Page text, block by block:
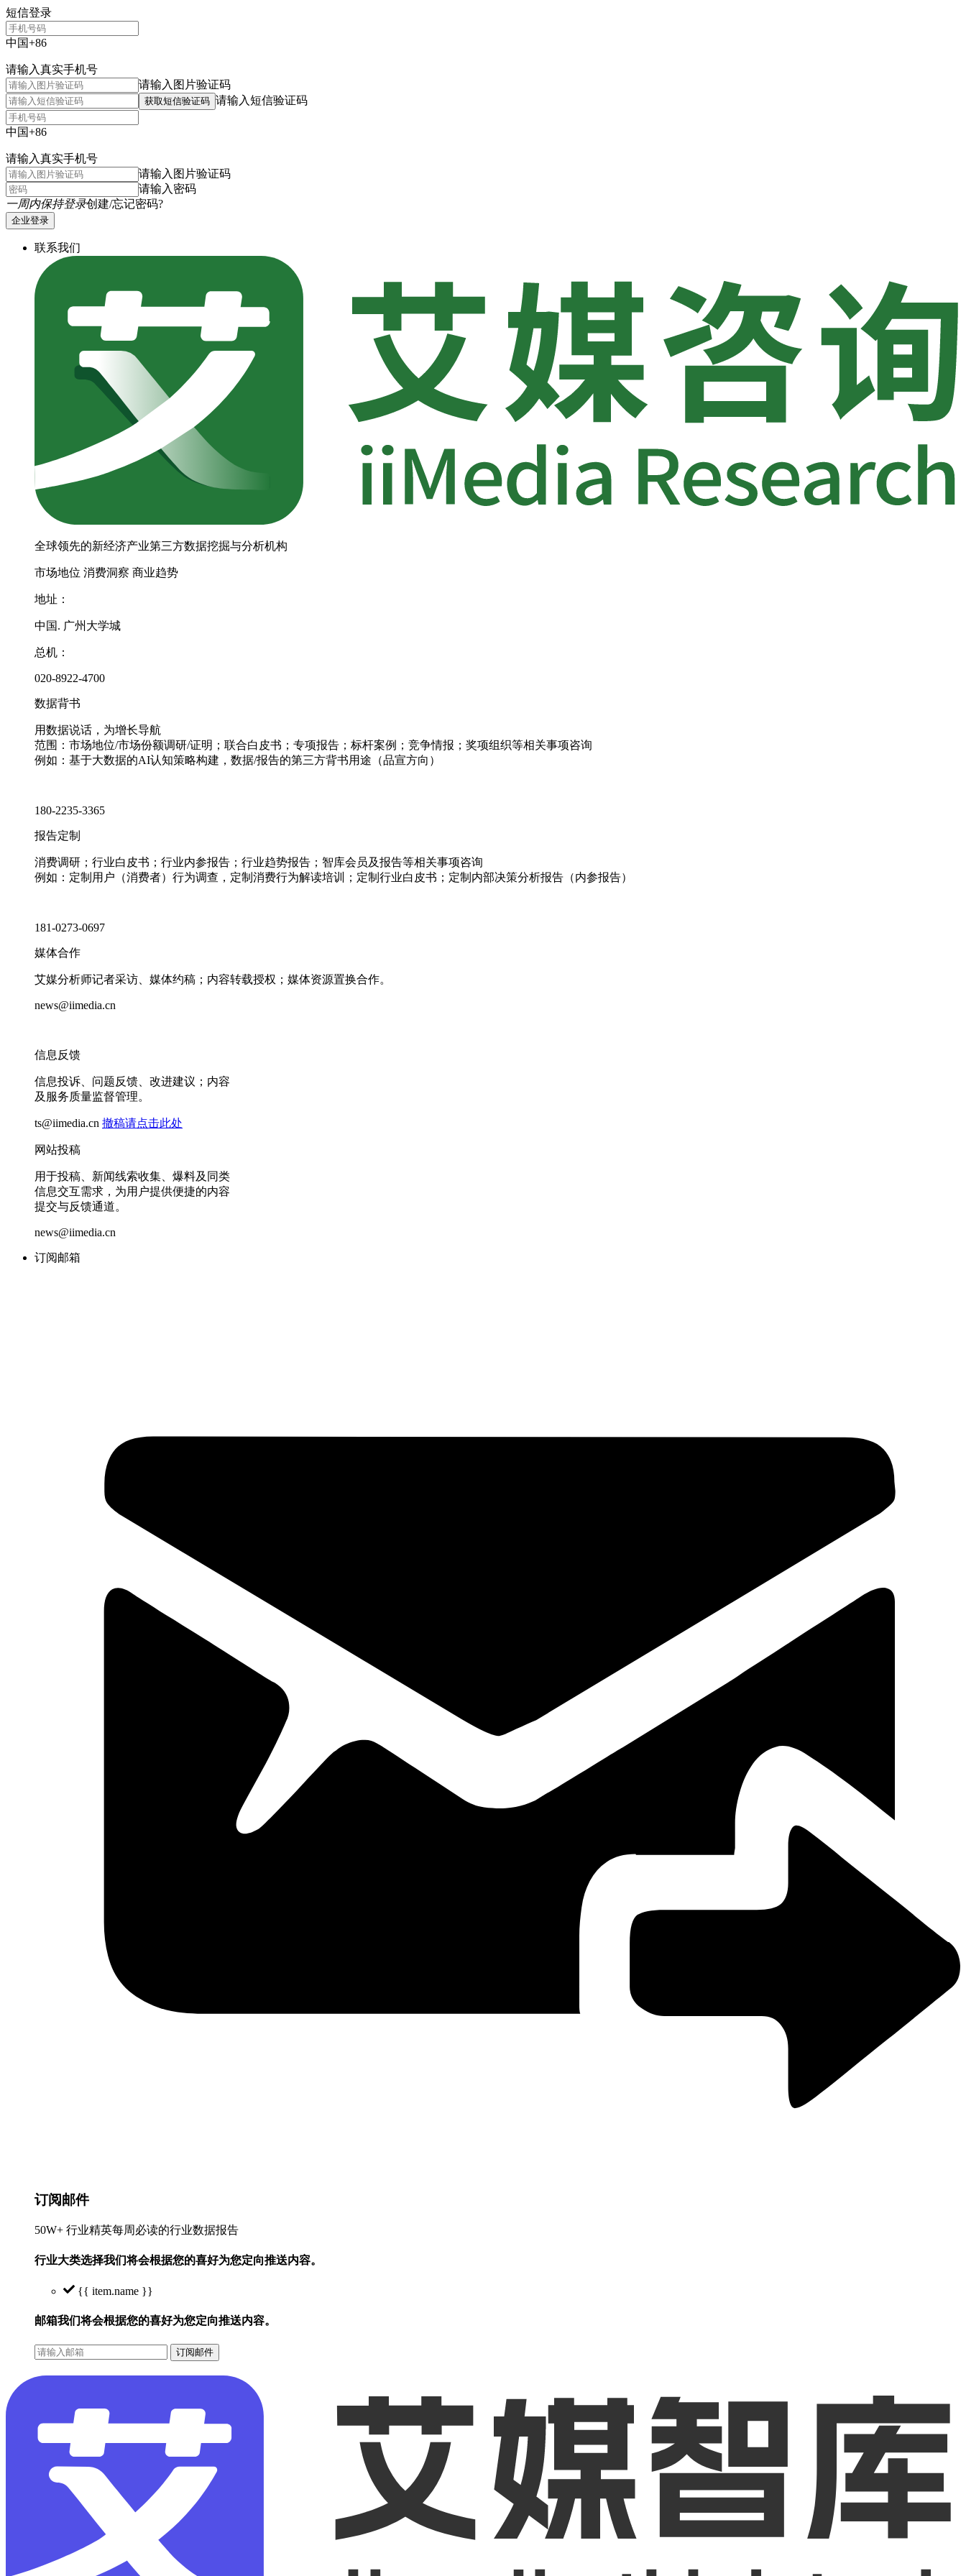
短信登录
中国+86
请输入真实手机号
请输入图片验证码
获取短信验证码 请输入短信验证码
中国+86
请输入真实手机号
请输入图片验证码
请输入密码
一周内保持登录创建/忘记密码?
企业登录
联系我们
全球领先的新经济产业第三方数据挖掘与分析机构
市场地位 消费洞察 商业趋势
地址：
中国. 广州大学城
总机：
020-8922-4700
数据背书
用数据说话，为增长导航
范围：市场地位/市场份额调研/证明；联合白皮书；专项报告；标杆案例；竞争情报；奖项组织等相关事项咨询
例如：基于大数据的AI认知策略构建，数据/报告的第三方背书用途（品宣方向）
180-2235-3365
报告定制
消费调研；行业白皮书；行业内参报告；行业趋势报告；智库会员及报告等相关事项咨询
例如：定制用户（消费者）行为调查，定制消费行为解读培训；定制行业白皮书；定制内部决策分析报告（内参报告）
181-0273-0697
媒体合作
艾媒分析师记者采访、媒体约稿；内容转载授权；媒体资源置换合作。
news@iimedia.cn
信息反馈
信息投诉、问题反馈、改进建议；内容
及服务质量监督管理。
ts@iimedia.cn 撤稿请点击此处
网站投稿
用于投稿、新闻线索收集、爆料及同类
信息交互需求，为用户提供便捷的内容
提交与反馈通道。
news@iimedia.cn
订阅邮箱
订阅邮件
50W+ 行业精英每周必读的行业数据报告
行业大类选择我们将会根据您的喜好为您定向推送内容。
{{ item.name }}
邮箱我们将会根据您的喜好为您定向推送内容。
订阅邮件